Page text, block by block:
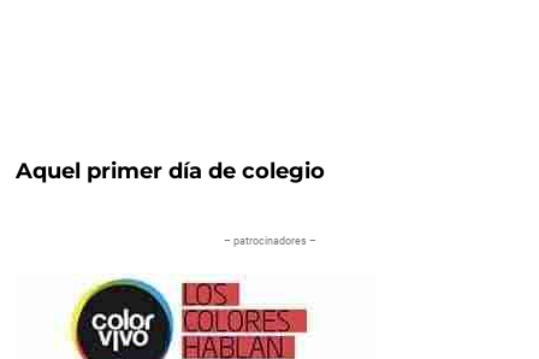
Aquel primer día de colegio
– patrocinadores –